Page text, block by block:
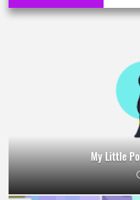
My Little